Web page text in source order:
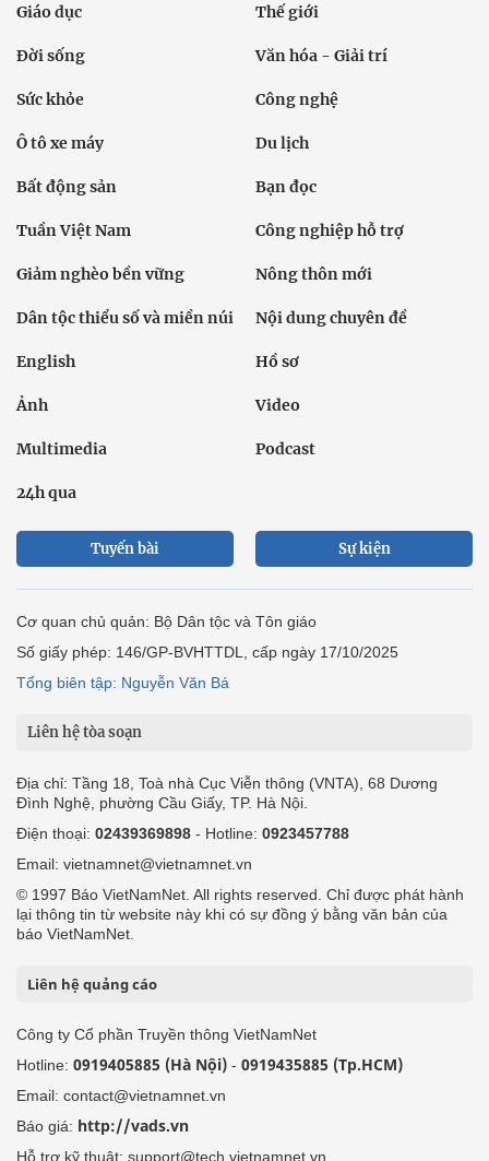
Giáo dục Thế giới
Đời sống Văn hóa - Giải trí
Sức khỏe Công nghệ
Ô tô xe máy Du lịch
Bất động sản Bạn đọc
Tuần Việt Nam Công nghiệp hỗ trợ
Giảm nghèo bền vững Nông thôn mới
Dân tộc thiểu số và miền núi Nội dung chuyên đề
English Hồ sơ
Ảnh Video
Multimedia Podcast
24h qua
Tuyến bài Sự kiện
Cơ quan chủ quản: Bộ Dân tộc và Tôn giáo
Số giấy phép: 146/GP-BVHTTDL, cấp ngày 17/10/2025
Tổng biên tập: Nguyễn Văn Bá
Liên hệ tòa soạn
Địa chỉ: Tầng 18, Toà nhà Cục Viễn thông (VNTA), 68 Dương
Đình Nghệ, phường Cầu Giấy, TP. Hà Nội.
Điện thoại: 02439369898 - Hotline: 0923457788
Email: vietnamnet@vietnamnet.vn
© 1997 Báo VietNamNet. All rights reserved. Chỉ được phát hành
lại thông tin từ website này khi có sự đồng ý bằng văn bản của
báo VietNamNet.
Liên hệ quảng cáo
Công ty Cổ phần Truyền thông VietNamNet
Hotline: 0919405885 (Hà Nội) - 0919435885 (Tp.HCM)
Email: contact@vietnamnet.vn
Báo giá: http://vads.vn
Hỗ trợ kỹ thuật: support@tech.vietnamnet.vn